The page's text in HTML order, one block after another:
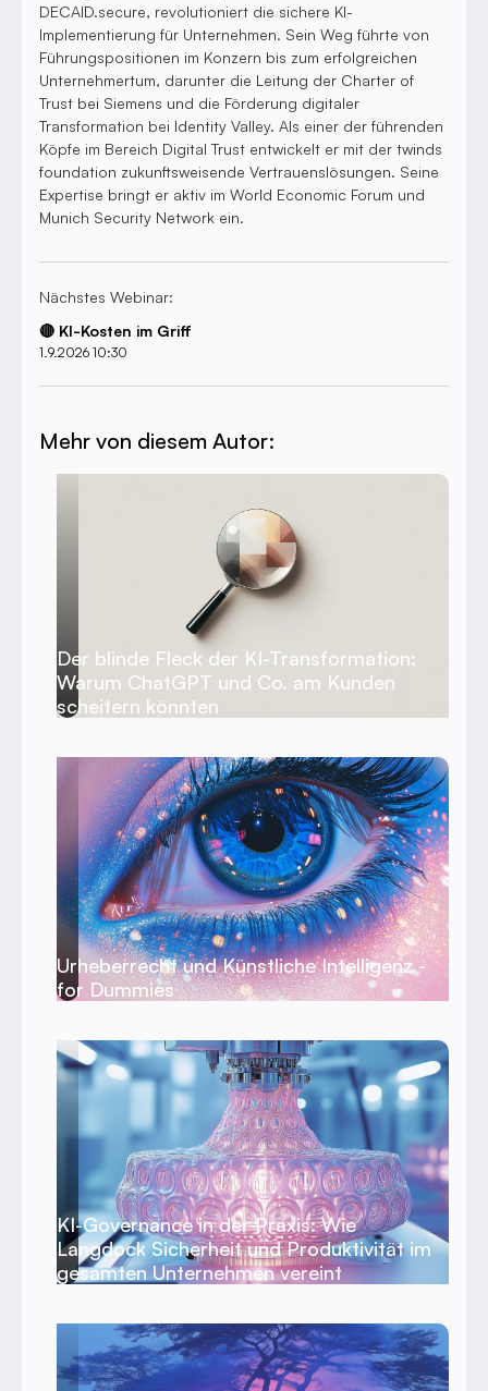
DECAID.secure, revolutioniert die sichere KI-
Implementierung für Unternehmen. Sein Weg führte von
Führungspositionen im Konzern bis zum erfolgreichen
Unternehmertum, darunter die Leitung der Charter of
Trust bei Siemens und die Förderung digitaler
Transformation bei Identity Valley. Als einer der führenden
Köpfe im Bereich Digital Trust entwickelt er mit der twinds
foundation zukunftsweisende Vertrauenslösungen. Seine
Expertise bringt er aktiv im World Economic Forum und
Munich Security Network ein.
Nächstes Webinar:
🔴 KI-Kosten im Griff
1.9.2026 10:30
Mehr von diesem Autor:
Der blinde Fleck der KI-Transformation:
Warum ChatGPT und Co. am Kunden
scheitern könnten
Urheberrecht und Künstliche Intelligenz -
for Dummies
KI-Governance in der Praxis: Wie
Langdock Sicherheit und Produktivität im
gesamten Unternehmen vereint